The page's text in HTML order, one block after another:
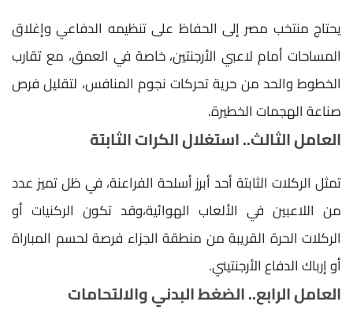
يحتاج منتخب مصر إلى الحفاظ على تنظيمه الدفاعي وإغلاق
المساحات أمام لاعبي الأرجنتين، خاصة في العمق، مع تقارب
الخطوط والحد من حرية تحركات نجوم المنافس، لتقليل فرص
صناعة الهجمات الخطيرة.
العامل الثالث.. استغلال الكرات الثابتة
تمثل الركلات الثابتة أحد أبرز أسلحة الفراعنة، في ظل تميز عدد
من اللاعبين في الألعاب الهوائية،وقد تكون الركنيات أو
الركلات الحرة القريبة من منطقة الجزاء فرصة لحسم المباراة
أو إرباك الدفاع الأرجنتيني.
العامل الرابع.. الضغط البدني والالتحامات